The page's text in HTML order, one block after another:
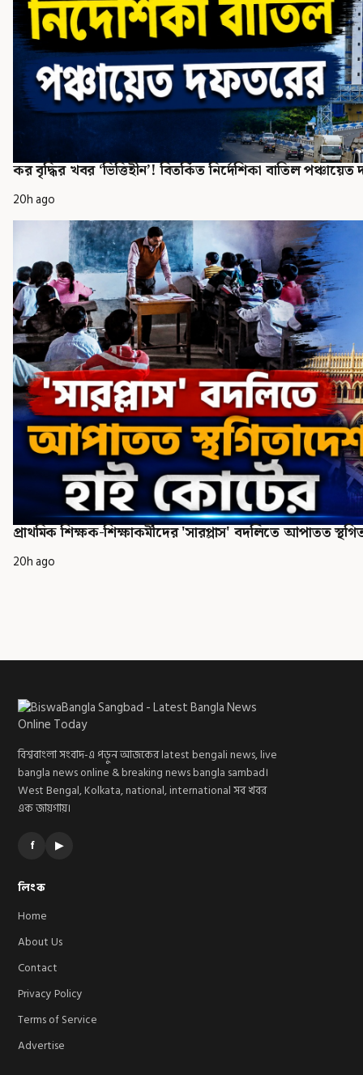
কর বৃদ্ধির খবর ‘ভিত্তিহীন’! বিতর্কিত নির্দেশিকা বাতিল
20h ago
প্রাথমিক শিক্ষক-শিক্ষাকর্মীদের 'সারপ্লাস' বদলিতে আপাতত
20h ago
বিশ্ববাংলা সংবাদ-এ পড়ুন আজকের latest bengali news, live
bangla news online & breaking news bangla sambad।
West Bengal, Kolkata, national, international সব খবর
এক জায়গায়।
f ▶
লিংক
Home
About Us
Contact
Privacy Policy
Terms of Service
Advertise